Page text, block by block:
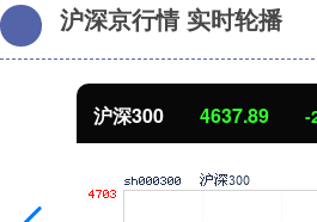
沪深京行情 实时轮播
北证50